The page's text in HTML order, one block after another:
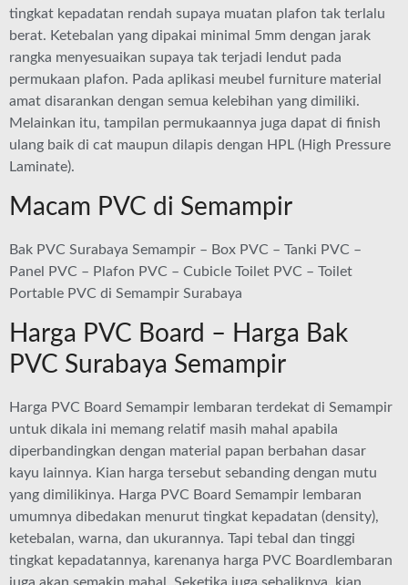
tingkat kepadatan rendah supaya muatan plafon tak terlalu
berat. Ketebalan yang dipakai minimal 5mm dengan jarak
rangka menyesuaikan supaya tak terjadi lendut pada
permukaan plafon. Pada aplikasi meubel furniture material
amat disarankan dengan semua kelebihan yang dimiliki.
Melainkan itu, tampilan permukaannya juga dapat di finish
ulang baik di cat maupun dilapis dengan HPL (High Pressure
Laminate).
Macam PVC di Semampir
Bak PVC Surabaya Semampir – Box PVC – Tanki PVC –
Panel PVC – Plafon PVC – Cubicle Toilet PVC – Toilet
Portable PVC di Semampir Surabaya
Harga PVC Board – Harga Bak
PVC Surabaya Semampir
Harga PVC Board Semampir lembaran terdekat di Semampir
untuk dikala ini memang relatif masih mahal apabila
diperbandingkan dengan material papan berbahan dasar
kayu lainnya. Kian harga tersebut sebanding dengan mutu
yang dimilikinya. Harga PVC Board Semampir lembaran
umumnya dibedakan menurut tingkat kepadatan (density),
ketebalan, warna, dan ukurannya. Tapi tebal dan tinggi
tingkat kepadatannya, karenanya harga PVC Boardlembaran